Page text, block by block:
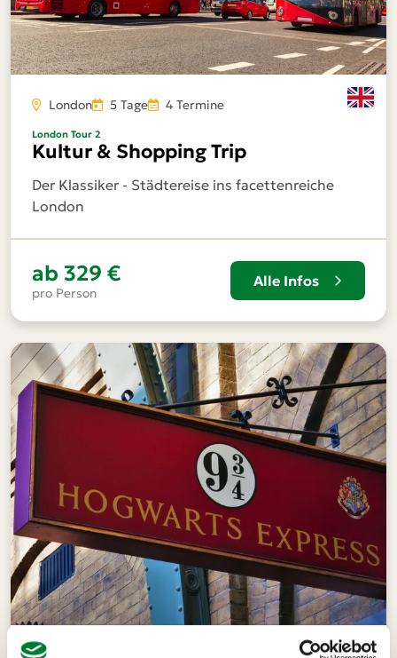
London 5 Tage 4 Termine
London Tour 2
Kultur & Shopping Trip
Der Klassiker - Städtereise ins facettenreiche
London
ab 329 €
pro Person
Alle Infos